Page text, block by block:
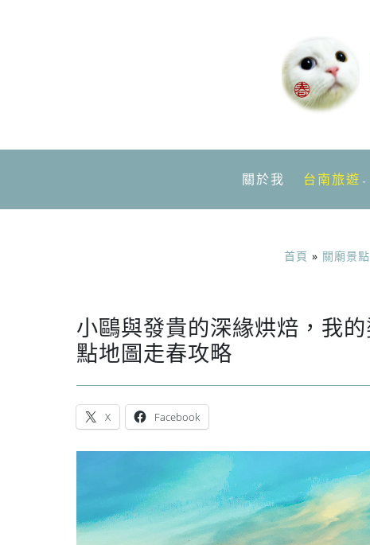
關於我 台南旅遊
首頁 » 關廟景點
小鷗與發貴的深緣烘焙，我
點地圖走春攻略
X Facebook